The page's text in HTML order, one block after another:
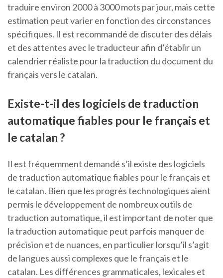
traduire environ 2000 à 3000 mots par jour, mais cette
estimation peut varier en fonction des circonstances
spécifiques. Il est recommandé de discuter des délais
et des attentes avec le traducteur afin d’établir un
calendrier réaliste pour la traduction du document du
français vers le catalan.
Existe-t-il des logiciels de traduction
automatique fiables pour le français et
le catalan ?
Il est fréquemment demandé s’il existe des logiciels
de traduction automatique fiables pour le français et
le catalan. Bien que les progrès technologiques aient
permis le développement de nombreux outils de
traduction automatique, il est important de noter que
la traduction automatique peut parfois manquer de
précision et de nuances, en particulier lorsqu’il s’agit
de langues aussi complexes que le français et le
catalan. Les différences grammaticales, lexicales et